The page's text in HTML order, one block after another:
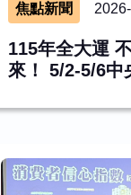
焦點新聞
115年全大運
來！ 5/2-5/6中